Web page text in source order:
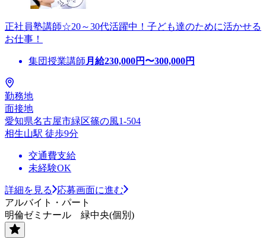
正社員塾講師☆20～30代活躍中！子ども達のために活かせる
お仕事！
集団授業講師 月給230,000円〜300,000円
勤務地
面接地
愛知県名古屋市緑区篠の風1-504
相生山駅 徒歩9分
交通費支給
未経験OK
詳細を見る
応募画面に進む
アルバイト・パート
明倫ゼミナール 緑中央(個別)